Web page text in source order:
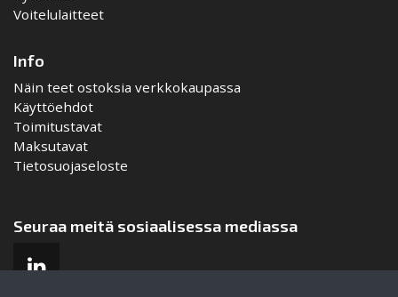
Voitelulaitteet
Info
Näin teet ostoksia verkkokaupassa
Käyttöehdot
Toimitustavat
Maksutavat
Tietosuojaseloste
Seuraa meitä sosiaalisessa mediassa